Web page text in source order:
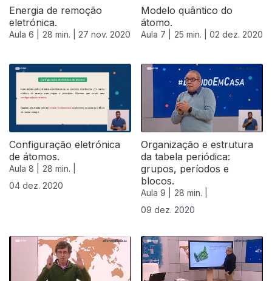
Energia de remoção
eletrónica.
Aula 6 | 28 min. | 27 nov. 2020
Modelo quântico do
átomo.
Aula 7 | 25 min. | 02 dez. 2020
Configuração eletrónica
de átomos.
Aula 8 |
28 min. |
04 dez. 2020
Organização e estrutura
da tabela periódica:
grupos, períodos e
blocos.
Aula 9 |
28 min. |
09 dez. 2020
512066